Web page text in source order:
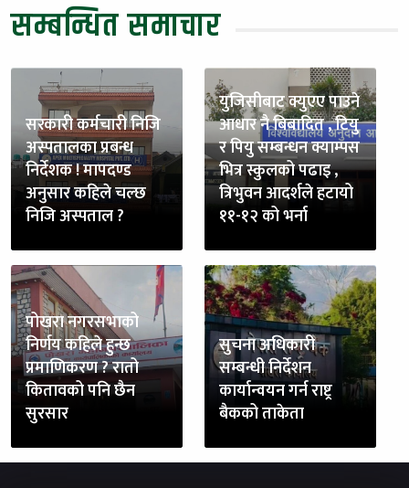
सम्बन्धित समाचार
सरकारी कर्मचारी निजि
अस्पतालका प्रबन्ध
निर्देशक ! मापदण्ड
अनुसार कहिले चल्छ
निजि अस्पताल ?
युजिसीबाट क्युएए पाउने
आधार नै बिबादित , टियु
र पियु सम्बन्धन क्याम्पस
भित्र स्कुलको पढाइ ,
त्रिभुवन आदर्शले हटायो
११-१२ को भर्ना
पोखरा नगरसभाको
निर्णय कहिले हुन्छ
प्रमाणिकरण ? रातो
कितावको पनि छैन
सुरसार
सुचना अधिकारी
सम्बन्धी निर्देशन
कार्यान्वयन गर्न राष्ट्र
बैकको ताकेता